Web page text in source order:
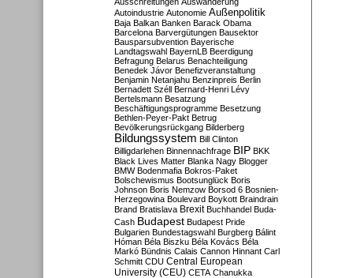
Autoindustrie Autonomie Außenpolitik
Baja Balkan Banken Barack Obama
Barcelona Barvergütungen Bausektor
Bausparsubvention Bayerische
Landtagswahl BayernLB Beerdigung
Befragung Belarus Benachteiligung
Benedek Jávor Benefizveranstaltung
Benjamin Netanjahu Benzinpreis Berlin
Bernadett Széll Bernard-Henri Lévy
Bertelsmann Besatzung
Beschäftigungsprogramme Besetzung
Bethlen-Peyer-Pakt Betrug
Bevölkerungsrückgang Bilderberg
Bildungssystem Bill Clinton
Billigdarlehen Binnennachfrage BIP BKK
Black Lives Matter Blanka Nagy Blogger
BMW Bodenmafia Bokros-Paket
Bolschewismus Bootsunglück Boris
Johnson Boris Nemzow Borsod 6 Bosnien-
Herzegowina Boulevard Boykott Braindrain
Brand Bratislava Brexit Buchhandel Buda-
Cash Budapest Budapest Pride
Bulgarien Bundestagswahl Burgberg Bálint
Hóman Béla Biszku Béla Kovács Béla
Markó Bündnis Calais Cannon Hinnant Carl
Schmitt CDU Central European
University (CEU) CETA Chanukka